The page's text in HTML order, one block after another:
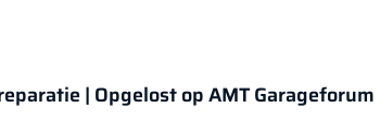
| Opgelost op AMT Garageforum